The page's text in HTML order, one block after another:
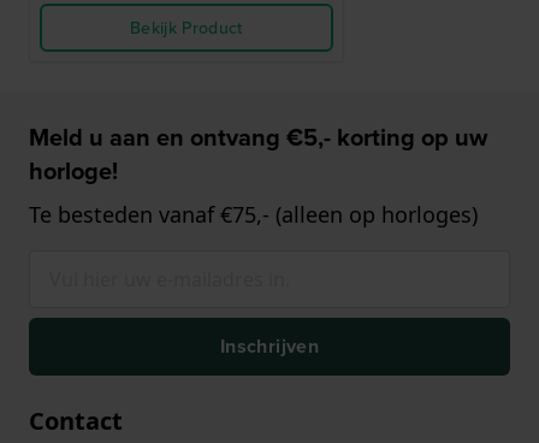
Bekijk Product
Meld u aan en ontvang €5,- korting op uw
horloge!
Te besteden vanaf €75,- (alleen op horloges)
Inschrijven
Contact